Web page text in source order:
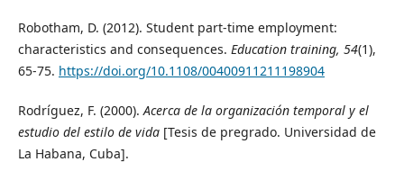
Robotham, D. (2012). Student part-time employment:
characteristics and consequences. Education training, 54(1),
65-75. https://doi.org/10.1108/00400911211198904
Rodríguez, F. (2000). Acerca de la organización temporal y el
estudio del estilo de vida[Tesis de pregrado. Universidad de
La Habana, Cuba].